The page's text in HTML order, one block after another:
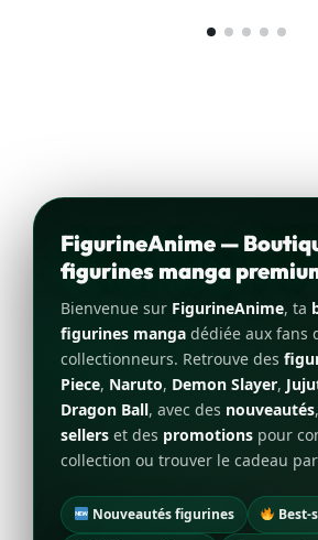
FigurineAnime —
figurines manga
Bienvenue sur FigurineAnime, ta
figurines manga dédiée aux fans
collectionneurs. Retrouve des
Piece, Naruto, Demon Slayer,
Dragon Ball, avec des nouveautés
sellers et des promotions pour
collection ou trouver le cadeau
Nouveautés figurines
Best-